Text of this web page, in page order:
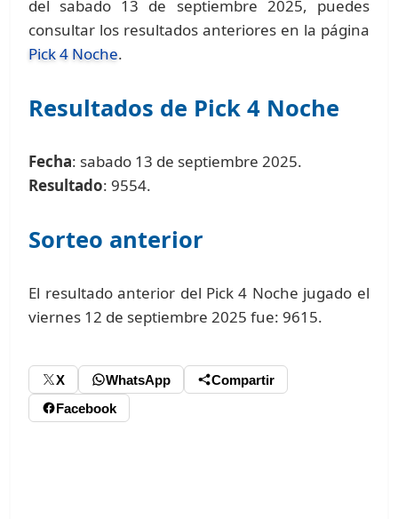
del sabado 13 de septiembre 2025, puedes
consultar los resultados anteriores en la página
Pick 4 Noche.
Resultados de Pick 4 Noche
Fecha: sabado 13 de septiembre 2025.
Resultado: 9554.
Sorteo anterior
El resultado anterior del Pick 4 Noche jugado el
viernes 12 de septiembre 2025 fue: 9615.
X WhatsApp
Compartir
Facebook